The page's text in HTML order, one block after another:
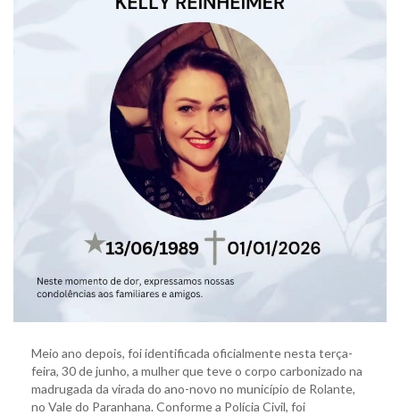
Meio ano depois, foi identificada oficialmente nesta terça-
feira, 30 de junho, a mulher que teve o corpo carbonizado na
madrugada da virada do ano-novo no município de Rolante,
no Vale do Paranhana. Conforme a Polícia Civil, foi